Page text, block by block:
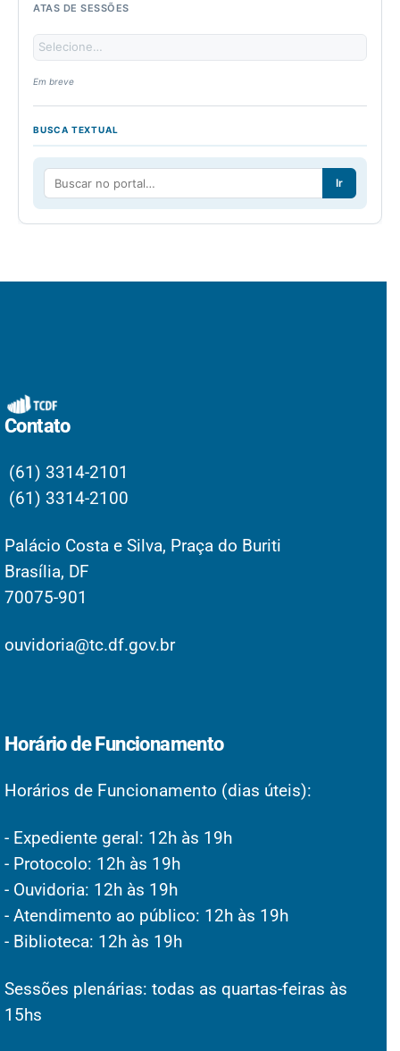
ATAS DE SESSÕES
Em breve
BUSCA TEXTUAL
Ir
Contato
(61) 3314-2101
(61) 3314-2100
Palácio Costa e Silva, Praça do Buriti
Brasília, DF
70075-901
ouvidoria@tc.df.gov.br
Horário de Funcionamento
Horários de Funcionamento (dias úteis):
- Expediente geral: 12h às 19h
- Protocolo: 12h às 19h
- Ouvidoria: 12h às 19h
- Atendimento ao público: 12h às 19h
- Biblioteca: 12h às 19h
Sessões plenárias: todas as quartas-feiras às
15hs